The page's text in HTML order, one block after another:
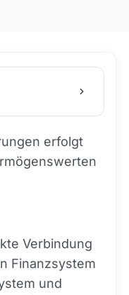
erfolgt
Verbindung
Finanzsystem
und